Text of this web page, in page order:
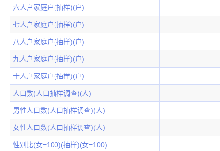
六人户家庭户(抽样)(户)
七人户家庭户(抽样)(户)
八人户家庭户(抽样)(户)
九人户家庭户(抽样)(户)
十人户家庭户(抽样)(户)
人口数(人口抽样调查)(人)
男性人口数(人口抽样调查)(人)
女性人口数(人口抽样调查)(人)
性别比(女=100)(抽样)(女=100)